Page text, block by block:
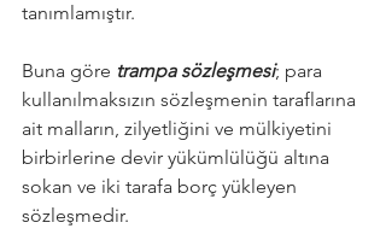
tanımlamıştır.
Buna göre trampa sözleşmesi; para
kullanılmaksızın sözleşmenin taraflarına
ait malların, zilyetliğini ve mülkiyetini
birbirlerine devir yükümlülüğü altına
sokan ve iki tarafa borç yükleyen
sözleşmedir.